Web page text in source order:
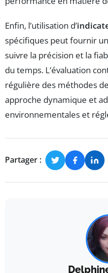
Enfin, l’utilisation d’
spécifiques peut fournir
suivre la précision et la
du temps. L’évaluation
régulière des méthodes
approche dynamique et
environnementales et
Partager :